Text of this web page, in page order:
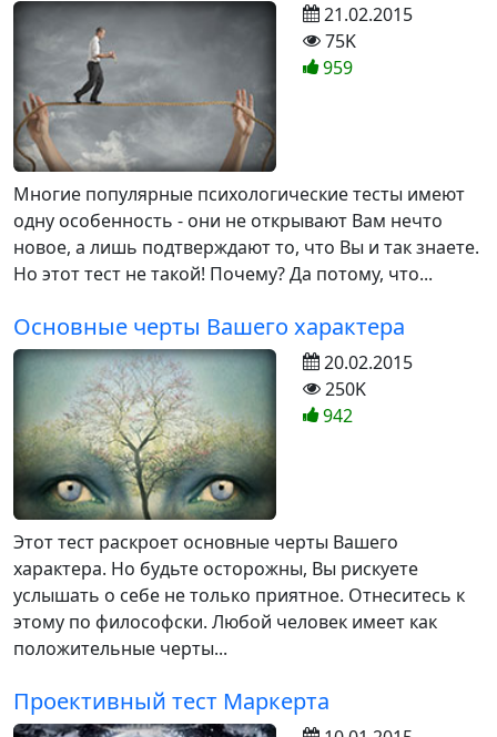
Многие популярные психологические тесты имеют
одну особенность - они не открывают Вам нечто
новое, а лишь подтверждают то, что Вы и так знаете.
Но этот тест не такой! Почему? Да потому, что...
21.02.2015
75K
959
Основные черты Вашего характера
Этот тест раскроет основные черты Вашего
характера. Но будьте осторожны, Вы рискуете
услышать о себе не только приятное. Отнеситесь к
этому по философски. Любой человек имеет как
положительные черты...
20.02.2015
250K
942
Проективный тест Маркерта